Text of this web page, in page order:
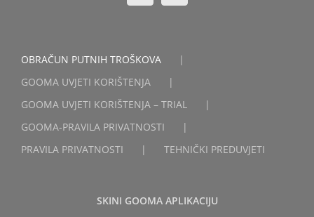
OBRAČUN PUTNIH TROŠKOVA
GOOMA UVJETI KORIŠTENJA
GOOMA UVJETI KORIŠTENJA – TRIAL
GOOMA-PRAVILA PRIVATNOSTI
PRAVILA PRIVATNOSTI
TEHNIČKI PREDUVJETI
SKINI GOOMA APLIKACIJU